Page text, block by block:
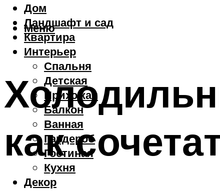
Дом
Ландшафт и сад
Квартира
Интерьер
Спальня
Детская
Прихожая
Балкон
Ванная
Гардероб
Гостиная
Кухня
Декор
Меню
как